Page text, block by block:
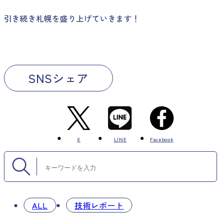
引き続き札幌を盛り上げていきます！
SNSシェア
X LINE Facebook
ALL 技術レポート